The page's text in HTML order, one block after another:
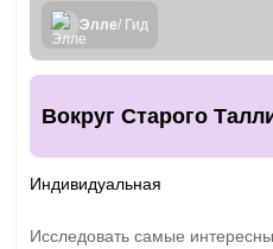
Элле/ Гид
Вокруг Старого
Индивидуальная
Исследовать самые